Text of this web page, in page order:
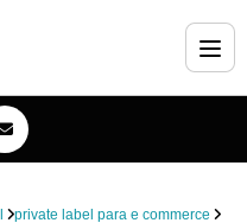
private label para e commerce